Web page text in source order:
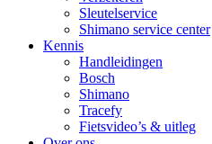
Sleutelservice
Shimano service center
Kennis
Handleidingen
Bosch
Shimano
Tracefy
Fietsvideo’s & uitleg